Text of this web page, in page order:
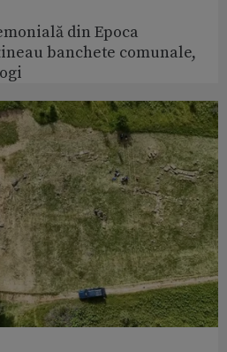
din Epoca
banchete comunale,